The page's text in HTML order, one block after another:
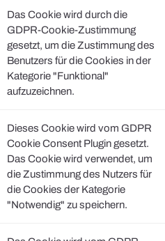
Das Cookie wird durch die
GDPR-Cookie-Zustimmung
gesetzt, um die Zustimmung des
Benutzers für die Cookies in der
Kategorie "Funktional"
aufzuzeichnen.
Dieses Cookie wird vom GDPR
Cookie Consent Plugin gesetzt.
Das Cookie wird verwendet, um
die Zustimmung des Nutzers für
die Cookies der Kategorie
"Notwendig" zu speichern.